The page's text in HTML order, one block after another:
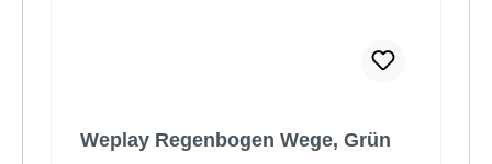
Weplay Regenbogen Wege, Grün